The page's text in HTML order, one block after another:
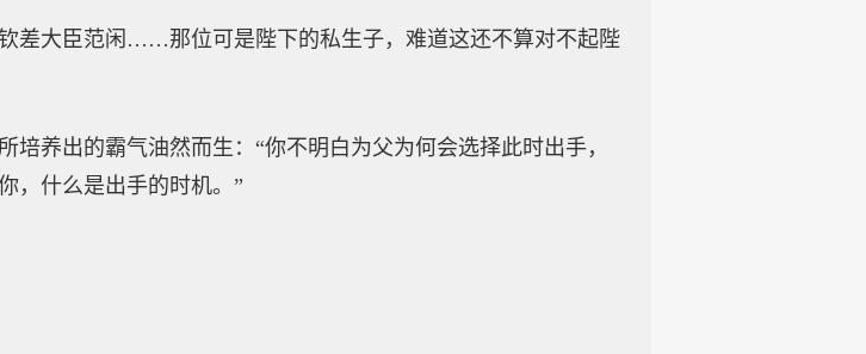
差大臣范闲……那位可是陛下的私生子，难道这还不算对不起陛
养出的霸气油然而生：“你不明白为父为何会选择此时出手，
，什么是出手的时机。”